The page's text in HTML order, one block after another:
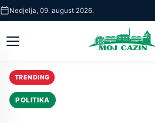
Skip
to
main
Nedjelja, 09. august 2026.
Otvori
meni
TRENDING
POLITIKA